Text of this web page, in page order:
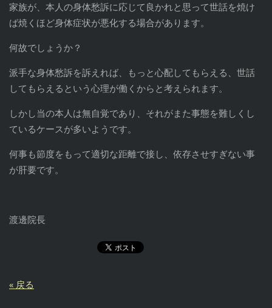
家族が、本人の身体愁訴に応じて良かれと思って世話を焼け
ば焼くほど身体症状が悪化する場合があります。
何故でしょうか？
派手な身体愁訴を訴えれば、もっと心配してもらえる、世話
してもらえるという心理が働くからと考えられます。
しかし当の本人は無自覚であり、それがまた事態を難しくし
ているケースが多いようです。
何事も節度をもって適切な距離で接し、依存させすぎない事
が肝要です。
渡邊院長
« 戻る